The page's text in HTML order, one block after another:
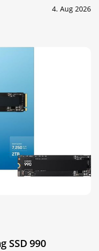
4. Aug 2026
SSD 990